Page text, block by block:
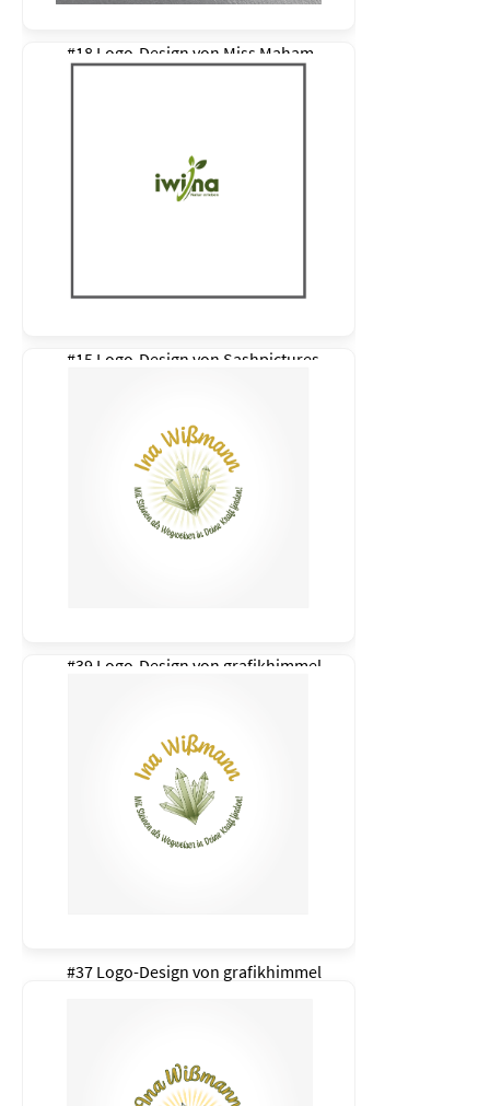
#18 Logo-Design von Miss Maham
#15 Logo-Design von Sashpictures
#39 Logo-Design von grafikhimmel
#37 Logo-Design von grafikhimmel